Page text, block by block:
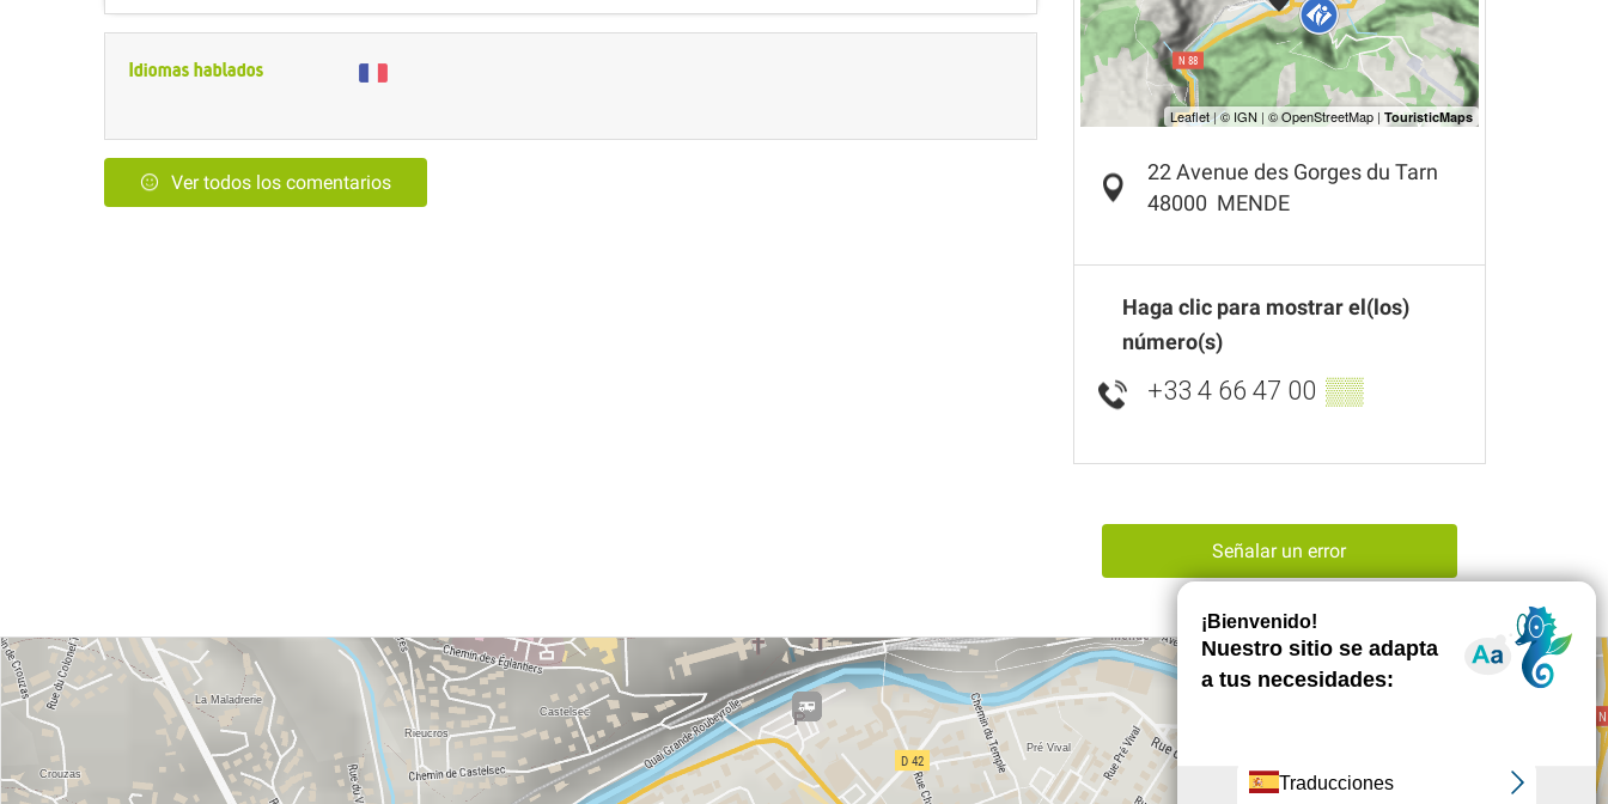
Idiomas hablados
Ver todos los comentarios
22 Avenue des Gorges du Tarn
48000 MENDE
Haga clic para mostrar el(los)
número(s)
+33 4 66 47 00 ▒▒
Señalar un error